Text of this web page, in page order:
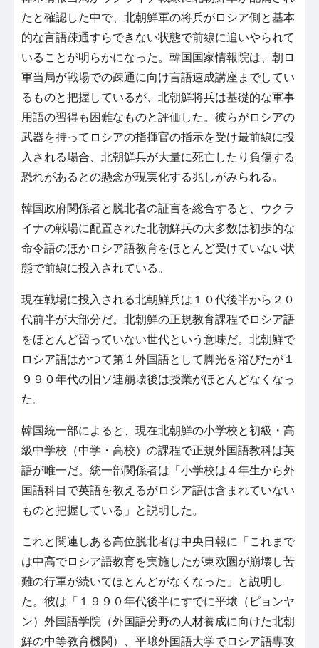
たと確認した中で、北朝鮮軍の将兵がロシア側と基本
的な言語疎通すらできない状態で前線に追いやられて
いることが明らかになった。韓国国家情報院は、朝ロ
軍当局が戦場での疎通に向け言語速成講座までしてい
るものと把握しているが、北朝鮮将兵は基礎的な軍事
用語の習得も困難なものと評価した。彼らがロシアの
武器を持ってロシアの指揮官の指示を受け最前線に投
入される場合、北朝鮮兵が大量に死亡したり負傷する
恐れがあるとの懸念が現実化する兆しがみられる。
韓国政府関係者と脱北者の証言を総合すると、ウクラ
イナの戦場に配置された北朝鮮兵の大多数は初歩的な
命令語のほかロシア語教育をほとんど受けていない状
態で前線に投入されている。
現在戦場に投入される北朝鮮兵は１０代後半から２０
代前半が大部分だ。北朝鮮の正規教育課程でロシア語
をほとんど習っていない世代という意味だ。北朝鮮で
ロシア語はかつて第１外国語として脚光を浴びたが１
９９０年代の旧ソ連崩壊後は授業がほとんどなくなっ
た。
韓国統一部によると、現在北朝鮮の小学校と初級・高
級中学校（中学・高校）の課程で正規外国語教科は英
語が唯一だ。統一部関係者は「小学校は４年生から外
国語科目で英語を教えるがロシア語は含まれていない
ものと把握している」と説明した。
これと関連しある高位脱北者は中央日報に「これまで
は中高でロシア語教育を実施したが東欧圏が崩壊し苦
難の行軍が続いてほとんどがなくなった」と説明し
た。彼は「１９９０年代後半にすでに平壌（ピョンヤ
ン）外国語学院（外国語分野の人材養成に向けた北朝
鮮の中等教育機関）、平壌外国語大学でロシア語専攻